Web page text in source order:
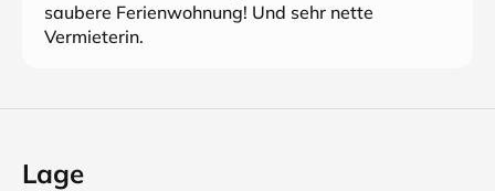
saubere Ferienwohnung! Und sehr nette
Vermieterin.
Lage